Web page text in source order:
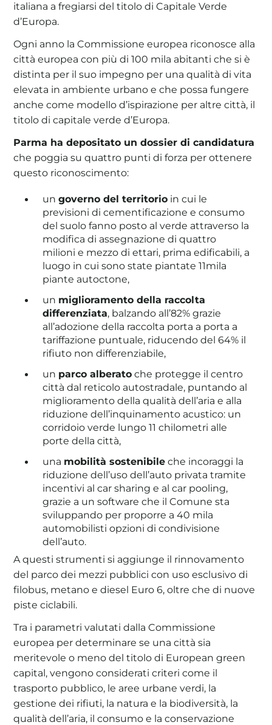
italiana a fregiarsi del titolo di Capitale Verde
d’Europa.
Ogni anno la Commissione europea riconosce alla
città europea con più di 100 mila abitanti che si è
distinta per il suo impegno per una qualità di vita
elevata in ambiente urbano e che possa fungere
anche come modello d’ispirazione per altre città, il
titolo di capitale verde d’Europa.
Parma ha depositato un dossier di candidatura
che poggia su quattro punti di forza per ottenere
questo riconoscimento:
ungoverno del territorio in cui le
previsioni di cementificazione e consumo
del suolo fanno posto al verde attraverso la
modifica di assegnazione di quattro
milioni e mezzo di ettari, prima edificabili, a
luogo in cui sono state piantate 11mila
piante autoctone,
un miglioramento della raccolta
differenziata, balzando all’82% grazie
all’adozione della raccolta porta a porta a
tariffazione puntuale, riducendo del 64% il
rifiuto non differenziabile,
un parco alberato che protegge il centro
città dal reticolo autostradale, puntando al
miglioramento della qualità dell’aria e alla
riduzione dell’inquinamento acustico: un
corridoio verde lungo 11 chilometri alle
porte della città,
una mobilità sostenibile che incoraggi la
riduzione dell’uso dell’auto privata tramite
incentivi al car sharing e al car pooling,
grazie a un software che il Comune sta
sviluppando per proporre a 40 mila
automobilisti opzioni di condivisione
dell’auto.
A questi strumenti si aggiunge il rinnovamento
del parco dei mezzi pubblici con uso esclusivo di
filobus, metano e diesel Euro 6, oltre che di nuove
piste ciclabili.
Tra i parametri valutati dalla Commissione
europea per determinare se una città sia
meritevole o meno del titolo di European green
capital, vengono considerati criteri come il
trasporto pubblico, le aree urbane verdi, la
gestione dei rifiuti, la natura e la biodiversità, la
qualità dell’aria, il consumo e la conservazione